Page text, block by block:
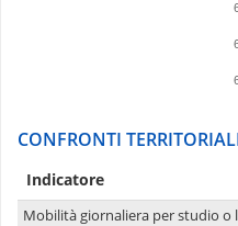
CONFRONTI
Indicatore
Mobilità giornaliera per studio o